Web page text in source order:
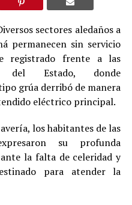
sectores aledaños a
permanecen sin servicio
registrado frente a las
del Estado, donde
grúa derribó de manera
eléctrico principal.
los habitantes de las
su profunda
la falta de celeridad y
para atender la